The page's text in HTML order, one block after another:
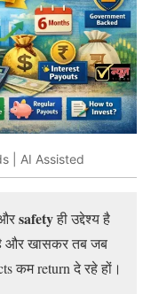
| AI Assisted
safetyही उद्देश्य है
और खासकर तब जब
कम return दे रहे हों।